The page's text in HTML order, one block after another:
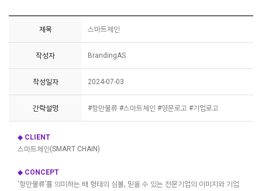
제목 스마트체인
작성자 BrandingAS
작성일자 2024-07-03
간략설명 #항만물류 #스마트체인 #영문로고 #기업로고
◆ CLIENT
스마트체인(SMART CHAIN)
◆ CONCEPT
‘항만물류’를 의미하는 배 형태의 심볼, 믿을 수 있는 전문기업의 이미지와 기업